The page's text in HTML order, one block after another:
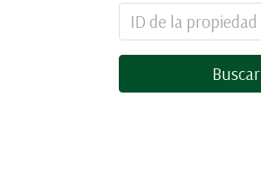
Buscar